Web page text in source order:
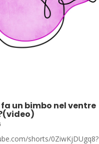
un bimbo nel ventre
shorts/0ZiwKjDUgq8?